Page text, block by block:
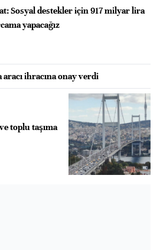
Sosyal destekler için 917 milyar lira
yapacağız
ihracına onay verdi
toplu taşıma